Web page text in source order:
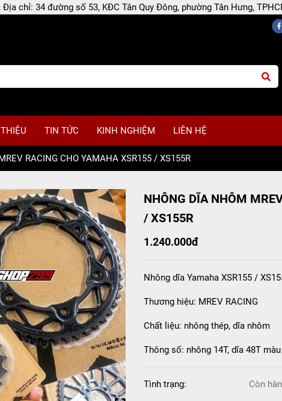
TIN TỨC KINH NGHIỆM LIÊN HỆ
RACING CHO YAMAHA XSR155 / XS155R
NHÔNG DĨA NHÔM
/ XS155R
1.240.000đ
Nhông dĩa Yamaha XSR155 /
Thương hiệu: MREV RACING
Chất liệu: nhông thép, dĩa nhôm
Thông số: nhông 14T, dĩa 48T
Tình trạng: Còn
chỉ: 34 đường số 53, KĐC Tân Quy Đông, phường Tân Hưng,